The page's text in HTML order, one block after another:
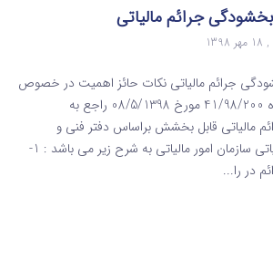
جرائم مالیاتی
جرائم مالیاتی نکات حائز اهمیت در خصوص
بخشنامه شماره 41/98/200 مورخ 08/5/1398 راجع به
مالیاتی قابل بخشش براساس دفتر فنی و
حسابرسی مالیاتی سازمان امور مالیاتی به شرح زیر می باشد : 1-
در را...